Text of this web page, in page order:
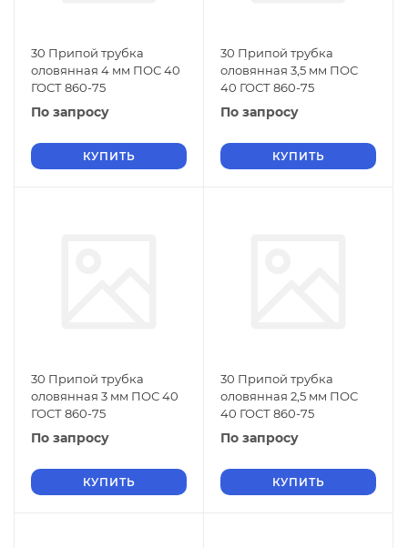
30 Припой трубка
оловянная 4 мм ПОС 40
ГОСТ 860-75
По запросу
КУПИТЬ
30 Припой трубка
оловянная 3,5 мм ПОС
40 ГОСТ 860-75
По запросу
КУПИТЬ
30 Припой трубка
оловянная 3 мм ПОС 40
ГОСТ 860-75
По запросу
КУПИТЬ
30 Припой трубка
оловянная 2,5 мм ПОС
40 ГОСТ 860-75
По запросу
КУПИТЬ